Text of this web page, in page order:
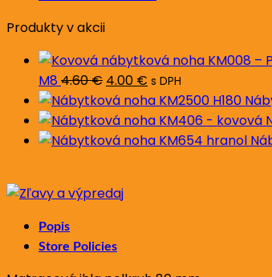
Produkty v akcii
M84.60€ Pôvodná
cena
bola:
4.60 €.
4.00 € Aktuálna
cena
je:
4.00 €.
s DPH
Popis
Store Policies